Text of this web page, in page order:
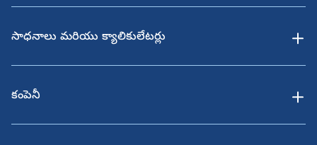
సాధనాలు మరియు క్యాలికులేటర్లు
కంపెనీ